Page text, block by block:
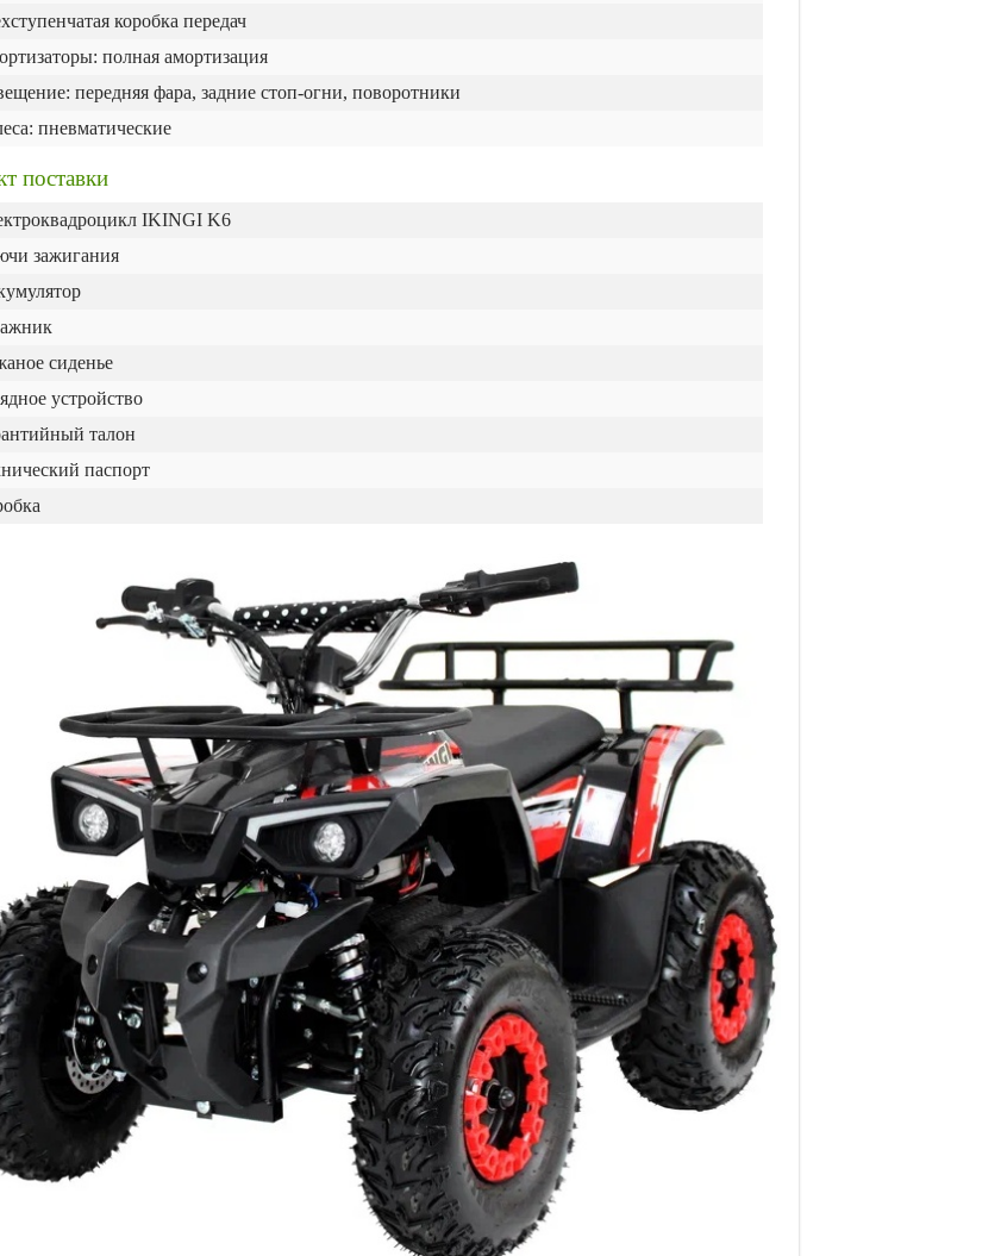
коробка передач
полная амортизация
передняя фара, задние стоп-огни, поворотники
пневматические
поставки
IKINGI K6
зажигания
сиденье
устройство
талон
паспорт